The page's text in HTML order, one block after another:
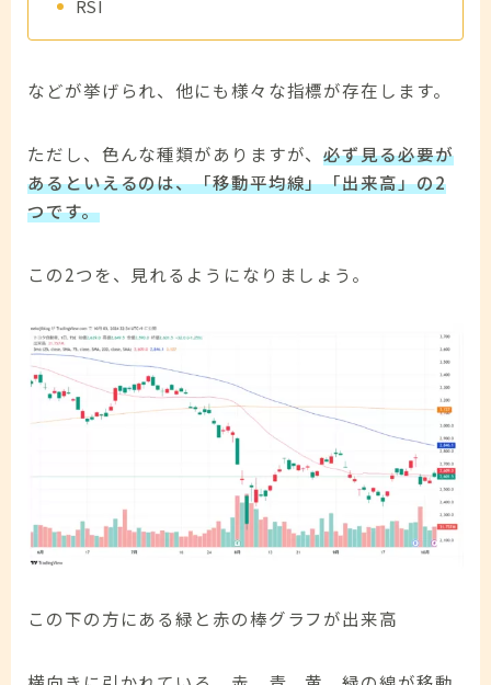
Follow Me
RSI
などが挙げられ、他にも様々な指標が存在します。
ただし、色んな種類がありますが、必ず見る必要が
あるといえるのは、「移動平均線」「出来高」の2
つです。
この2つを、見れるようになりましょう。
この下の方にある緑と赤の棒グラフが出来高